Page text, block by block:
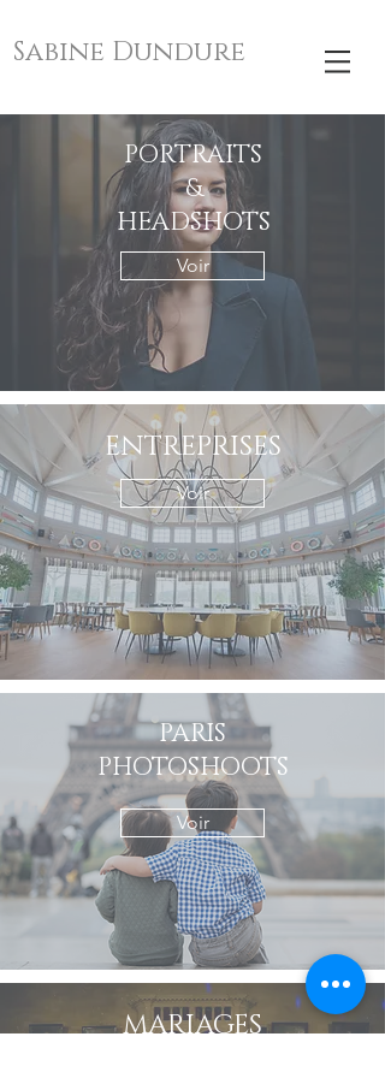
Sabine Dundure
PORTRAITS
&
HEADSHOTS
Voir
ENTREPRISES
Voir
PARIS
PHOTOSHOOTS
Voir
MARIAGES